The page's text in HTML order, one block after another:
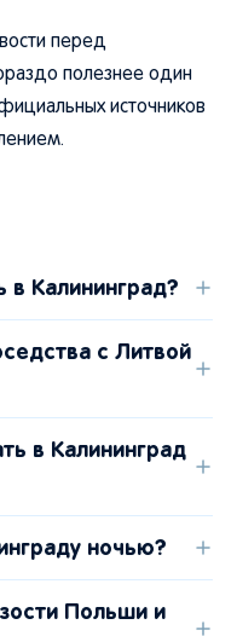
перед
полезнее один
источников
в Калининград?
с Литвой
в Калининград
ночью?
Польши и